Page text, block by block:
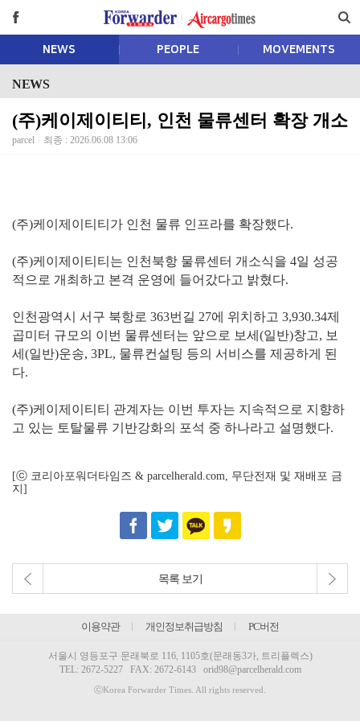
NEWS PEOPLE MOVEMENTS
NEWS
(주)케이제이티티, 인천 물류센터 확장 개소
parcel 최종 : 2026.06.08 13:06
(주)케이제이티티가 인천 물류 인프라를 확장했다.
(주)케이제이티티는 인천북항 물류센터 개소식을 4일 성공
적으로 개최하고 본격 운영에 들어갔다고 밝혔다.
인천광역시 서구 북항로 363번길 27에 위치하고 3,930.34제
곱미터 규모의 이번 물류센터는 앞으로 보세(일반)창고, 보
세(일반)운송, 3PL, 물류컨설팅 등의 서비스를 제공하게 된
다.
(주)케이제이티티 관계자는 이번 투자는 지속적으로 지향하
고 있는 토탈물류 기반강화의 포석 중 하나라고 설명했다.
[ⓒ 코리아포워더타임즈 & parcelherald.com, 무단전재 및 재배포 금
지]
목록 보기
이용약관 개인정보취급방침 PC버전
서울시 영등포구 문래북로 116, 1105호(문래동3가, 트리플렉스)
TEL: 2672-5227FAX: 2672-6143 orid98@parcelherald.com
ⓒKorea Forwarder Times. All rights reserved.